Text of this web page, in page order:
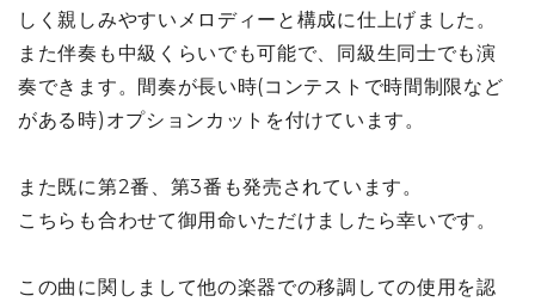
しく親しみやすいメロディーと構成に仕上げました。
また伴奏も中級くらいでも可能で、同級生同士でも演
奏できます。間奏が長い時(コンテストで時間制限など
がある時)オプションカットを付けています。
また既に第2番、第3番も発売されています。
こちらも合わせて御用命いただけましたら幸いです。
この曲に関しまして他の楽器での移調しての使用を認